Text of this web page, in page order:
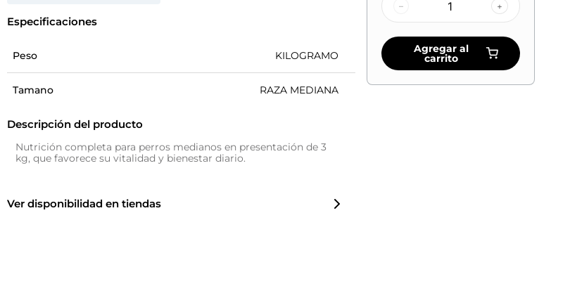
Especificaciones
Peso KILOGRAMO
Tamano RAZA MEDIANA
Descripción del producto
Nutrición completa para perros medianos en presentación de 3
kg, que favorece su vitalidad y bienestar diario.
Ver disponibilidad en tiendas
– +
Agregar al
carrito
zapatero